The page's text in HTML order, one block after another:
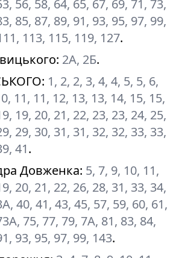
56, 58, 64, 65, 67, 69, 71, 73,
85, 87, 89, 91, 93, 95, 97, 99,
113, 115, 119, 127.
: 2А, 2Б.
: 1, 2, 2, 3, 4, 4, 5, 5, 6,
11, 11, 12, 13, 13, 14, 15, 15,
19, 20, 21, 22, 23, 23, 24, 25,
29, 30, 31, 31, 32, 32, 33, 33,
41.
Довженка: 5, 7, 9, 10, 11,
20, 21, 22, 26, 28, 31, 33, 34,
40, 41, 43, 45, 57, 59, 60, 61,
75, 77, 79, 7А, 81, 83, 84,
93, 95, 97, 99, 143.